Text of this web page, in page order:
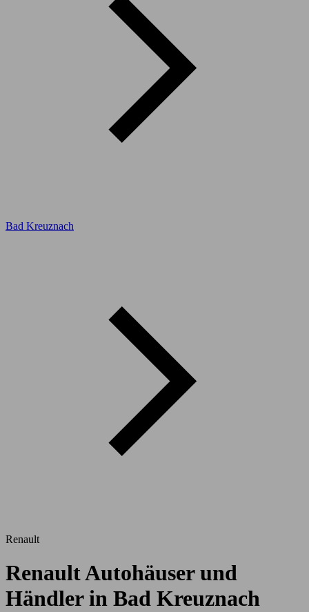
Bad Kreuznach
Renault
Renault Autohäuser und
Händler in Bad Kreuznach